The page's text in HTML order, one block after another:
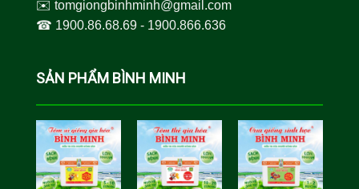
✉️ tomgiongbinhminh@gmail.com
☎︎ 1900.86.68.69- 1900.866.636
SẢN PHẨM BÌNH MINH